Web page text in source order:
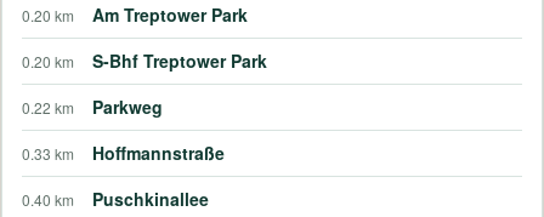
0.20 km Am Treptower Park
0.20 km S-Bhf Treptower Park
0.22 km Parkweg
0.33 km Hoffmannstraße
0.40 km Puschkinallee